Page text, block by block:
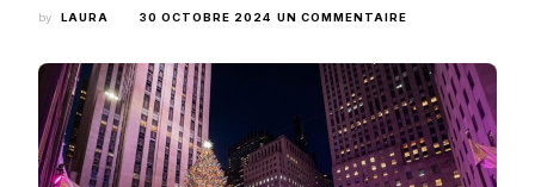
by LAURA 30 OCTOBRE 2024 UN COMMENTAIRE
NEW
YORK
À
NOËL
:
16